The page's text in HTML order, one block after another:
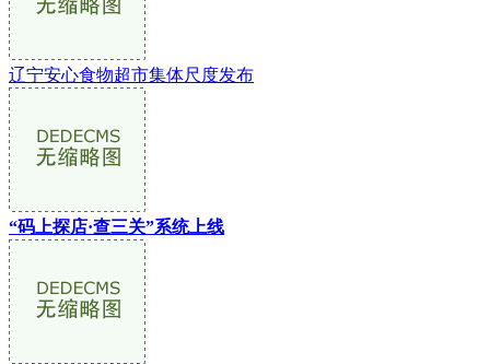
辽宁安心食物超市集体尺度发布
“码上探店·查三关”系统上线